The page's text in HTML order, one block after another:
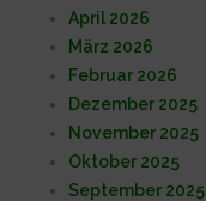
April 2026
März 2026
Februar 2026
Dezember 2025
November 2025
Oktober 2025
September 2025